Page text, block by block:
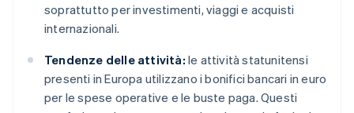
soprattutto per investimenti, viaggi e acquisti
internazionali.
Tendenze delle attività: le attività statunitensi
presenti in Europa utilizzano i bonifici bancari in euro
per le spese operative e le buste paga. Questi